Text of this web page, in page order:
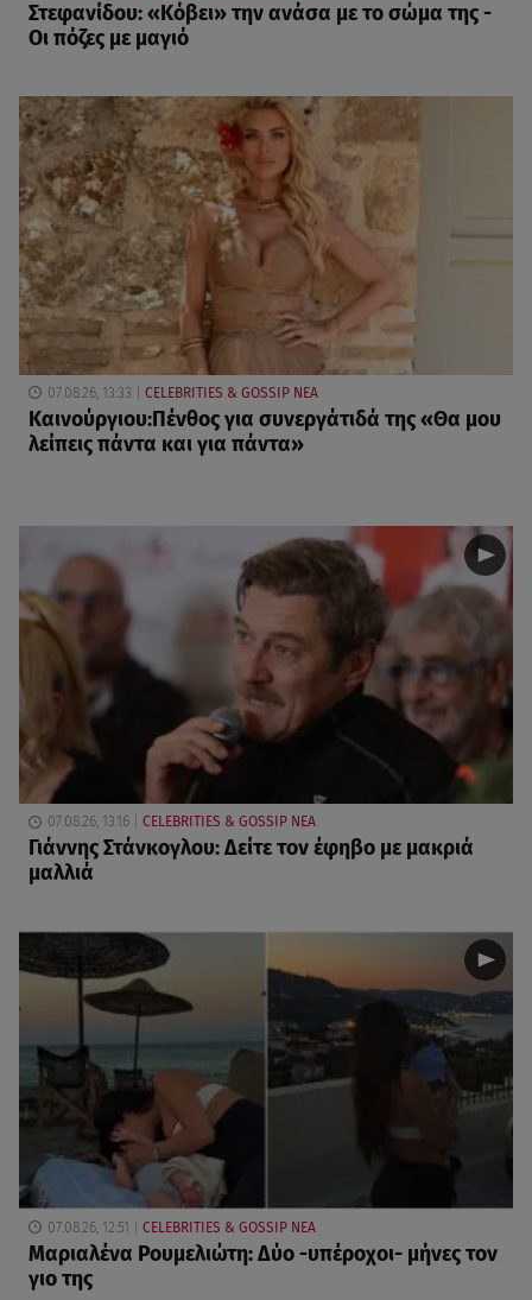
Στεφανίδου: «Κόβει» την ανάσα με το σώμα της -
Οι πόζες με μαγιό
07.08.26, 13:33 CELEBRITIES & GOSSIP ΝΕΑ
Καινούργιου:Πένθος για συνεργάτιδά της «Θα μου
λείπεις πάντα και για πάντα»
07.08.26, 13:16 CELEBRITIES & GOSSIP ΝΕΑ
Γιάννης Στάνκογλου: Δείτε τον έφηβο με μακριά
μαλλιά
07.08.26, 12:51 CELEBRITIES & GOSSIP ΝΕΑ
Μαριαλένα Ρουμελιώτη: Δύο -υπέροχοι- μήνες τον
γιο της